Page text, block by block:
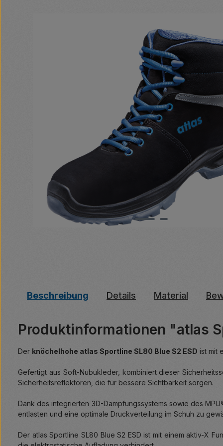
Beschreibung Details Material
Produktinformationen "atlas
Der knöchelhohe atlas Sportline SL80 Blue S2 ESD ist mit
Gefertigt aus Soft-Nubukleder, kombiniert dieser
Sicherheitsreflektoren, die für bessere Sichtbarkeit sorgen.
Dank des integrierten 3D-Dämpfungssystems sowie des
entlasten und eine optimale Druckverteilung im Schuh zu
Der atlas Sportline SL80 Blue S2 ESD ist mit einem aktiv-X